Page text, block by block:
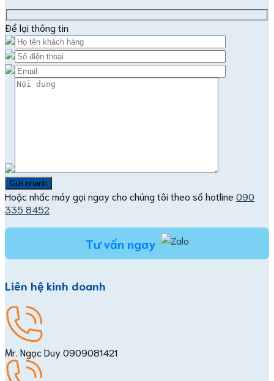
Để lại thông tin
Hoặc nhấc máy gọi ngay cho chúng tôi theo số hotline 090
335 8452
Tư vấn ngay
Liên hệ kinh doanh
Mr. Ngọc Duy0909081421